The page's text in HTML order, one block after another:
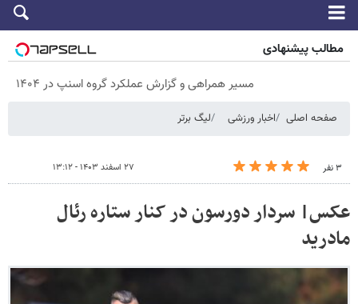
مطالب پیشنهادی
مسیر همراهی و گزارش عملکرد گروه اسنپ در ۱۴۰۴
صفحه اصلی اخبار ورزشی لیگ برتر
۳ نفر ۲۷ اسفند ۱۴۰۳ - ۱۳:۱۲
عکس| سردار دورسون در کنار ستاره رئال
مادرید